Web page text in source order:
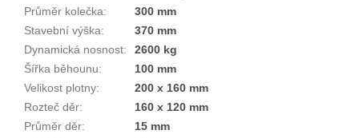
Průměr kolečka:
300 mm
Stavební výška:
370 mm
Dynamická nosnost:
2600 kg
Šířka běhounu:
100 mm
Velikost plotny:
200 x 160 mm
Rozteč děr:
160 x 120 mm
Průměr děr:
15 mm